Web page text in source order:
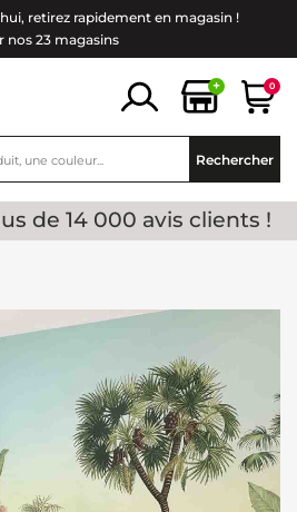
retirez rapidement en magasin !
nos 23 magasins
+ 0
Rechercher
de 14 000 avis clients !